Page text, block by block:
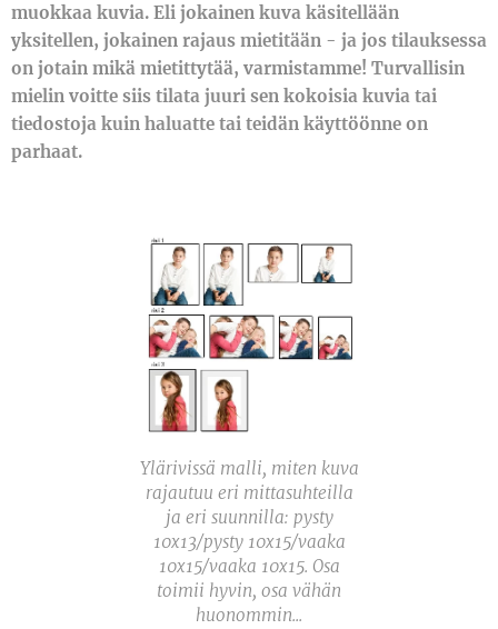
muokkaa kuvia. Eli jokainen kuva käsitellään
yksitellen, jokainen rajaus mietitään - ja jos tilauksessa
on jotain mikä mietittytää, varmistamme! Turvallisin
mielin voitte siis tilata juuri sen kokoisia kuvia tai
tiedostoja kuin haluatte tai teidän käyttöönne on
parhaat.
Ylärivissä malli, miten kuva
rajautuu eri mittasuhteilla
ja eri suunnilla: pysty
10x13/pysty 10x15/vaaka
10x15/vaaka 10x15. Osa
toimii hyvin, osa vähän
huonommin...